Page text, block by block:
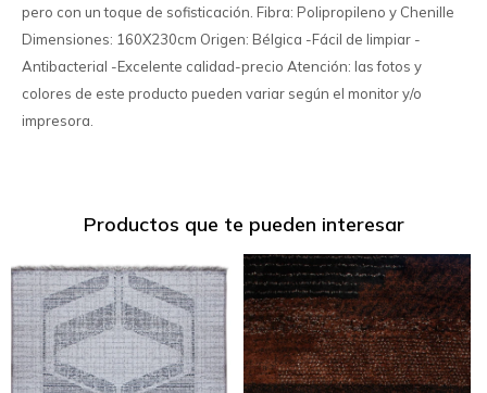
pero con un toque de sofisticación. Fibra: Polipropileno y Chenille
Dimensiones: 160X230cm Origen: Bélgica -Fácil de limpiar -
Antibacterial -Excelente calidad-precio Atención: las fotos y
colores de este producto pueden variar según el monitor y/o
impresora.
Productos que te pueden interesar